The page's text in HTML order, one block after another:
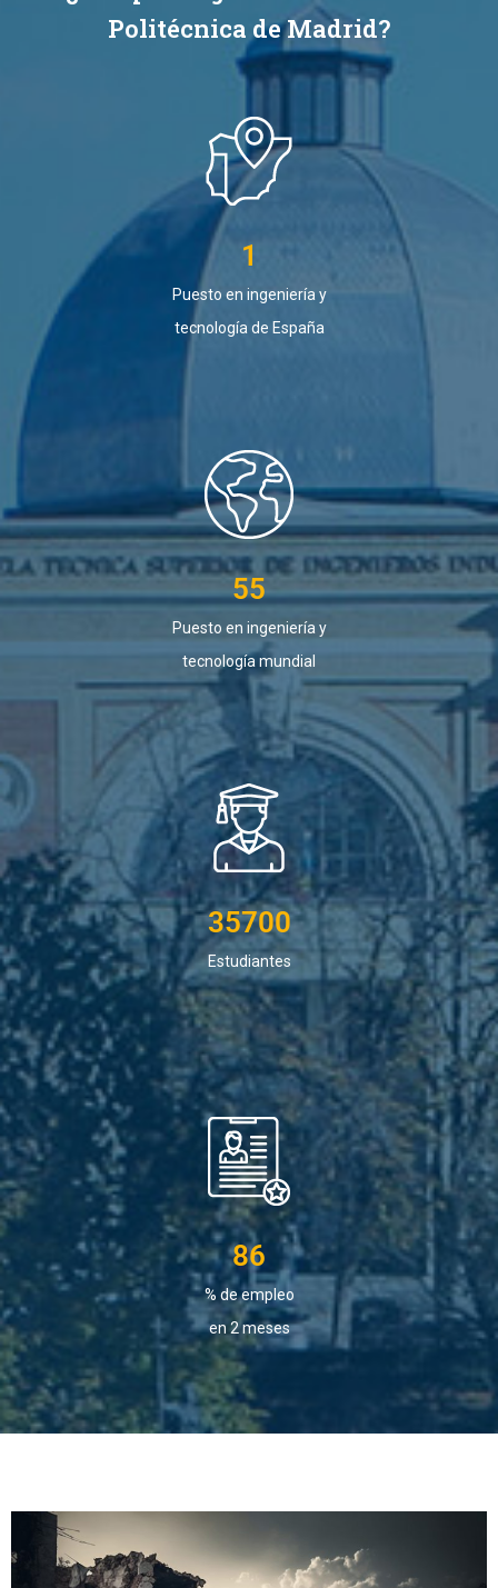
Politécnica de Madrid?
1
Puesto en ingeniería y
tecnología de España
55
Puesto en ingeniería y
tecnología mundial
35700
Estudiantes
86
% de empleo
en 2 meses